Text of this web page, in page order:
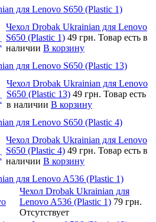
для Lenovo S650 (Plastic 1)
Чехол Drobak Ukrainian для Lenovo
S650 (Plastic 1) 49 грн. Товар есть в
наличии В корзину
для Lenovo S650 (Plastic 13)
Чехол Drobak Ukrainian для Lenovo
S650 (Plastic 13) 49 грн. Товар есть
в наличии В корзину
для Lenovo S650 (Plastic 4)
Чехол Drobak Ukrainian для Lenovo
S650 (Plastic 4) 49 грн. Товар есть в
наличии В корзину
для Lenovo A536 (Plastic 1)
Чехол Drobak Ukrainian для
Lenovo A536 (Plastic 1) 79 грн.
Отсутствует